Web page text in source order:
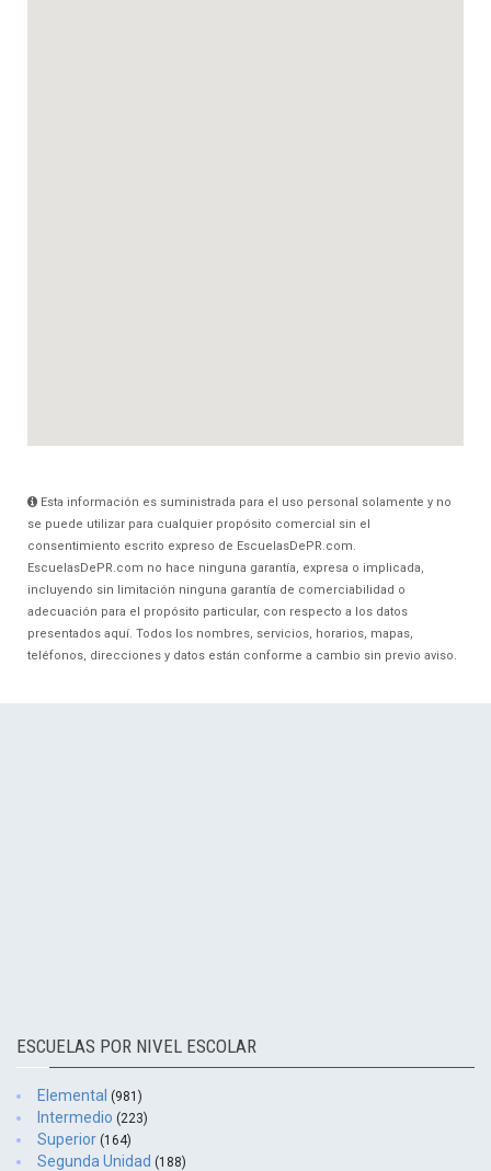
Esta información es suministrada para el uso personal solamente y no
se puede utilizar para cualquier propósito comercial sin el
consentimiento escrito expreso de EscuelasDePR.com.
EscuelasDePR.com no hace ninguna garantía, expresa o implicada,
incluyendo sin limitación ninguna garantía de comerciabilidad o
adecuación para el propósito particular, con respecto a los datos
presentados aquí. Todos los nombres, servicios, horarios, mapas,
teléfonos, direcciones y datos están conforme a cambio sin previo aviso.
ESCUELAS POR NIVEL ESCOLAR
Elemental (981)
Intermedio (223)
Superior (164)
Segunda Unidad (188)